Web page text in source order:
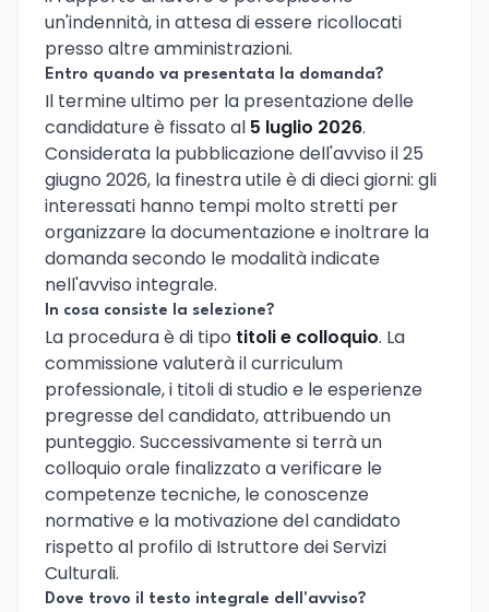
un'indennità, in attesa di essere ricollocati
presso altre amministrazioni.
Entro quando va presentata la domanda?
Il termine ultimo per la presentazione delle
candidature è fissato al 5 luglio 2026.
Considerata la pubblicazione dell'avviso il 25
giugno 2026, la finestra utile è di dieci giorni: gli
interessati hanno tempi molto stretti per
organizzare la documentazione e inoltrare la
domanda secondo le modalità indicate
nell'avviso integrale.
In cosa consiste la selezione?
La procedura è di tipo titoli e colloquio. La
commissione valuterà il curriculum
professionale, i titoli di studio e le esperienze
pregresse del candidato, attribuendo un
punteggio. Successivamente si terrà un
colloquio orale finalizzato a verificare le
competenze tecniche, le conoscenze
normative e la motivazione del candidato
rispetto al profilo di Istruttore dei Servizi
Culturali.
Dove trovo il testo integrale dell'avviso?